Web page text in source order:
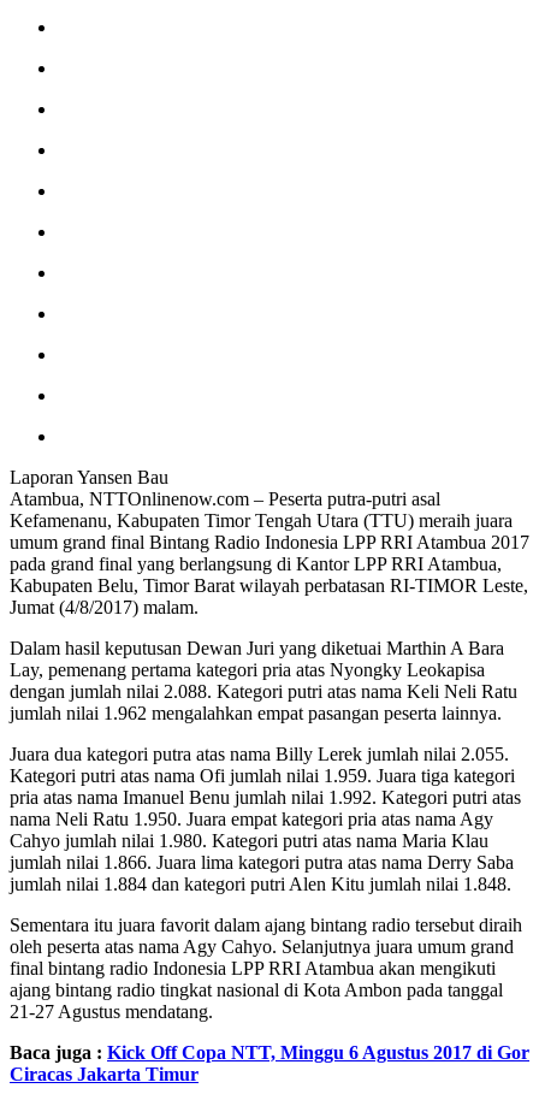
Laporan Yansen Bau
Atambua, NTTOnlinenow.com – Peserta putra-putri asal
Kefamenanu, Kabupaten Timor Tengah Utara (TTU) meraih juara
umum grand final Bintang Radio Indonesia LPP RRI Atambua 2017
pada grand final yang berlangsung di Kantor LPP RRI Atambua,
Kabupaten Belu, Timor Barat wilayah perbatasan RI-TIMOR Leste,
Jumat (4/8/2017) malam.
Dalam hasil keputusan Dewan Juri yang diketuai Marthin A Bara
Lay, pemenang pertama kategori pria atas Nyongky Leokapisa
dengan jumlah nilai 2.088. Kategori putri atas nama Keli Neli Ratu
jumlah nilai 1.962 mengalahkan empat pasangan peserta lainnya.
Juara dua kategori putra atas nama Billy Lerek jumlah nilai 2.055.
Kategori putri atas nama Ofi jumlah nilai 1.959. Juara tiga kategori
pria atas nama Imanuel Benu jumlah nilai 1.992. Kategori putri atas
nama Neli Ratu 1.950. Juara empat kategori pria atas nama Agy
Cahyo jumlah nilai 1.980. Kategori putri atas nama Maria Klau
jumlah nilai 1.866. Juara lima kategori putra atas nama Derry Saba
jumlah nilai 1.884 dan kategori putri Alen Kitu jumlah nilai 1.848.
Sementara itu juara favorit dalam ajang bintang radio tersebut diraih
oleh peserta atas nama Agy Cahyo. Selanjutnya juara umum grand
final bintang radio Indonesia LPP RRI Atambua akan mengikuti
ajang bintang radio tingkat nasional di Kota Ambon pada tanggal
21-27 Agustus mendatang.
Baca juga : Kick Off Copa NTT, Minggu 6 Agustus 2017 di Gor
Ciracas Jakarta Timur